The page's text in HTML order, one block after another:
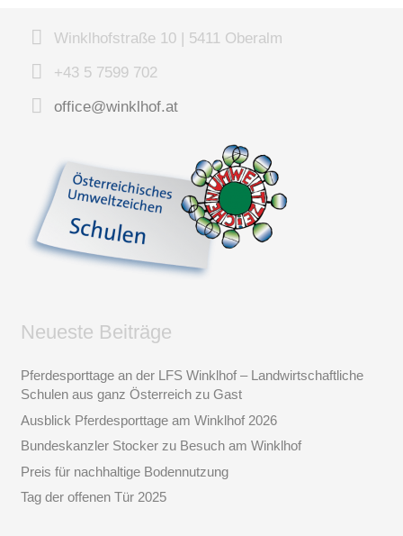
Winklhofstraße 10 | 5411 Oberalm
+43 5 7599 702
office@winklhof.at
Neueste Beiträge
Pferdesporttage an der LFS Winklhof – Landwirtschaftliche
Schulen aus ganz Österreich zu Gast
Ausblick Pferdesporttage am Winklhof 2026
Bundeskanzler Stocker zu Besuch am Winklhof
Preis für nachhaltige Bodennutzung
Tag der offenen Tür 2025